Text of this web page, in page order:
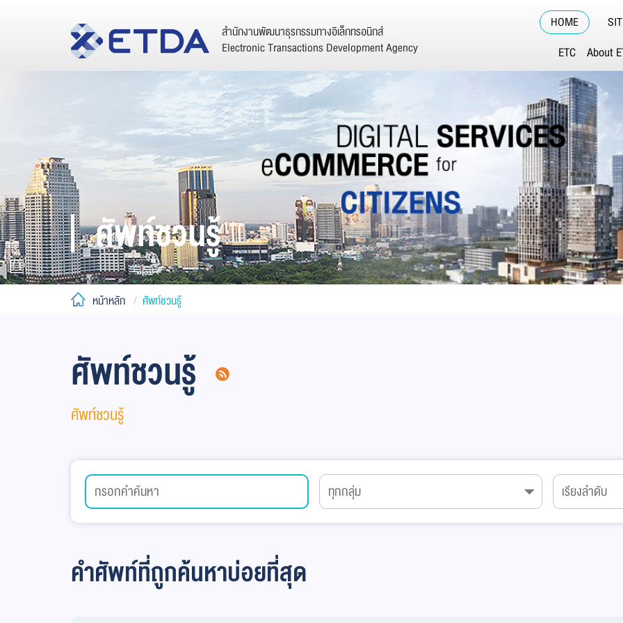
HOME
สำนักงานพัฒนาธุรกรรมทางอิเล็กทรอนิกส์
Electronic Transactions Development Agency
ETC About
ศัพท์ชวนรู้
หน้าหลัก ศัพท์ชวนรู้
ศัพท์ชวนรู้
ศัพท์ชวนรู้
คำศัพท์ที่ถูกค้นหาบ่อยที่สุด